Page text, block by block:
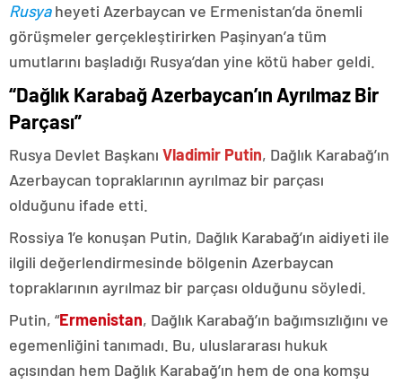
Rusyaheyeti Azerbaycan ve Ermenistan’da önemli
görüşmeler gerçekleştirirken Paşinyan’a tüm
umutlarını başladığı Rusya’dan yine kötü haber geldi.
“Dağlık Karabağ Azerbaycan’ın Ayrılmaz Bir
Parçası”
Rusya Devlet Başkanı Vladimir Putin, Dağlık Karabağ’ın
Azerbaycan topraklarının ayrılmaz bir parçası
olduğunu ifade etti.
Rossiya 1’e konuşan Putin, Dağlık Karabağ’ın aidiyeti ile
ilgili değerlendirmesinde bölgenin Azerbaycan
topraklarının ayrılmaz bir parçası olduğunu söyledi.
Putin, “Ermenistan, Dağlık Karabağ’ın bağımsızlığını ve
egemenliğini tanımadı. Bu, uluslararası hukuk
açısından hem Dağlık Karabağ’ın hem de ona komşu